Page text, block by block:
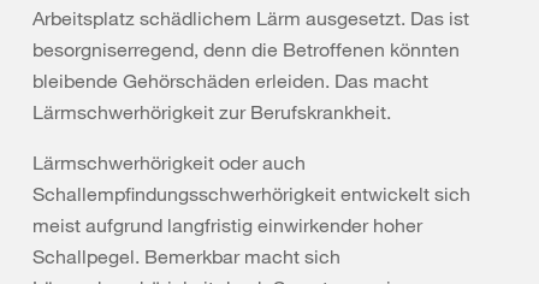
Arbeitsplatz schädlichem Lärm ausgesetzt. Das ist
besorgniserregend, denn die Betroffenen könnten
bleibende Gehörschäden erleiden. Das macht
Lärmschwerhörigkeit zur Berufskrankheit.
Lärmschwerhörigkeit oder auch
Schallempfindungsschwerhörigkeit entwickelt sich
meist aufgrund langfristig einwirkender hoher
Schallpegel. Bemerkbar macht sich